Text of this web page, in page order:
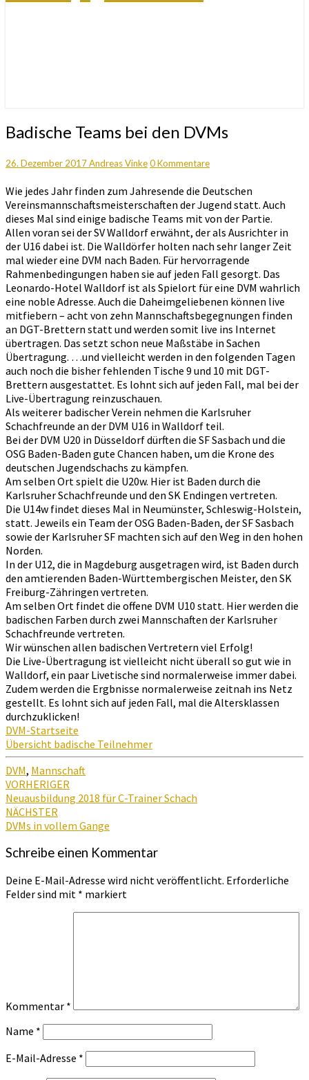
Badische
Teams
den
Badische Teams bei den DVMs
26. Dezember 2017Andreas VinkeKommentare
0 Kommentare
Wie jedes Jahr finden zum Jahresende die Deutschen
Vereinsmannschaftsmeisterschaften der Jugend statt. Auch
dieses Mal sind einige badische Teams mit von der Partie.
Allen voran sei der SV Walldorf erwähnt, der als Ausrichter in
der U16 dabei ist. Die Walldörfer holten nach sehr langer Zeit
mal wieder eine DVM nach Baden. Für hervorragende
Rahmenbedingungen haben sie auf jeden Fall gesorgt. Das
Leonardo-Hotel Walldorf ist als Spielort für eine DVM wahrlich
eine noble Adresse. Auch die Daheimgeliebenen können live
mitfiebern – acht von zehn Mannschaftsbegegnungen finden
an DGT-Brettern statt und werden somit live ins Internet
übertragen. Das setzt schon neue Maßstäbe in Sachen
Übertragung. …und vielleicht werden in den folgenden Tagen
auch noch die bisher fehlenden Tische 9 und 10 mit DGT-
Brettern ausgestattet. Es lohnt sich auf jeden Fall, mal bei der
Live-Übertragung reinzuschauen.
Als weiterer badischer Verein nehmen die Karlsruher
Schachfreunde an der DVM U16 in Walldorf teil.
Bei der DVM U20 in Düsseldorf dürften die SF Sasbach und die
OSG Baden-Baden gute Chancen haben, um die Krone des
deutschen Jugendschachs zu kämpfen.
Am selben Ort spielt die U20w. Hier ist Baden durch die
Karlsruher Schachfreunde und den SK Endingen vertreten.
Die U14w findet dieses Mal in Neumünster, Schleswig-Holstein,
statt. Jeweils ein Team der OSG Baden-Baden, der SF Sasbach
sowie der Karlsruher SF machten sich auf den Weg in den hohen
Norden.
In der U12, die in Magdeburg ausgetragen wird, ist Baden durch
den amtierenden Baden-Württembergischen Meister, den SK
Freiburg-Zähringen vertreten.
Am selben Ort findet die offene DVM U10 statt. Hier werden die
badischen Farben durch zwei Mannschaften der Karlsruher
Schachfreunde vertreten.
Wir wünschen allen badischen Vertretern viel Erfolg!
Die Live-Übertragung ist vielleicht nicht überall so gut wie in
Walldorf, ein paar Livetische sind normalerweise immer dabei.
Zudem werden die Ergbnisse normalerweise zeitnah ins Netz
gestellt. Es lohnt sich auf jeden Fall, mal die Altersklassen
durchzuklicken!
DVM-Startseite
Übersicht badische Teilnehmer
DVM, Mannschaft
Beitragsnavigation
VORHERIGER
Neuausbildung 2018 für C-Trainer Schach
NÄCHSTER
DVMs in vollem Gange
Schreibe einen Kommentar
Deine E-Mail-Adresse wird nicht veröffentlicht. Erforderliche
Felder sind mit * markiert
Kommentar *
Name *
E-Mail-Adresse *